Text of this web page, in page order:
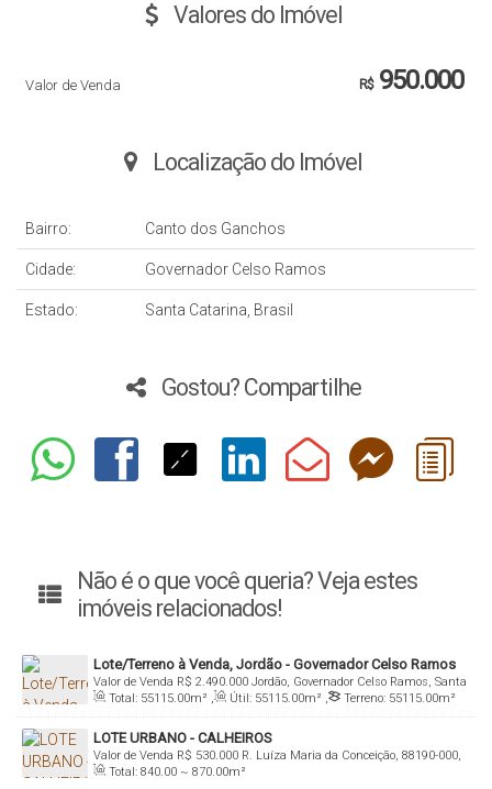
Valores do Imóvel
R$950.000
Valor de Venda
Localização do Imóvel
Bairro: Canto dos Ganchos
Cidade: Governador Celso Ramos
Estado: Santa Catarina, Brasil
Gostou? Compartilhe
Não é o que você queria? Veja estes
imóveis relacionados!
Lote/Terreno à Venda, Jordão - Governador Celso Ramos
R$ 2.490.000
Valor de Venda
Jordão, Governador Celso Ramos, Santa
Catarina, Brasil
Total: 55115.00m² , Útil: 55115.00m² , Terreno: 55115.00m²
LOTE URBANO - CALHEIROS
R$ 530.000
Valor de Venda
R. Luíza Maria da Conceição, 88190-000,
Calheiros, Governador Celso Ramos, Santa Catarina, Brasil
Total: 840.00 ~ 870.00m²